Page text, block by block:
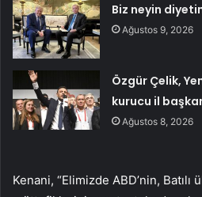
Biz neyin
Ağustos 9, 2026
Özgür Çelik,
kurucu il
Ağustos 8, 2026
Kenani, “Elimizde ABD’nin,